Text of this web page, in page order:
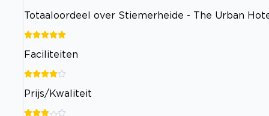
Totaaloordeel over Stiemerheide - The Urban
Faciliteiten
Prijs/Kwaliteit